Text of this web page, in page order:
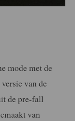
mode met de
van de
de pre-fall
van